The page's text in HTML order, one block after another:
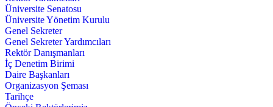
Üniversite Senatosu
Üniversite Yönetim Kurulu
Genel Sekreter
Genel Sekreter Yardımcıları
Rektör Danışmanları
İç Denetim Birimi
Daire Başkanları
Organizasyon Şeması
Tarihçe